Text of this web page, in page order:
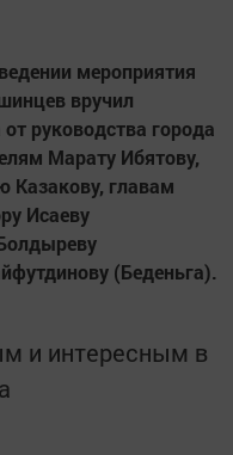
мероприятия
вручил
руководства города
Марату Ибятову,
Казакову, главам
Исаеву
(Беденьга).
и интересным в